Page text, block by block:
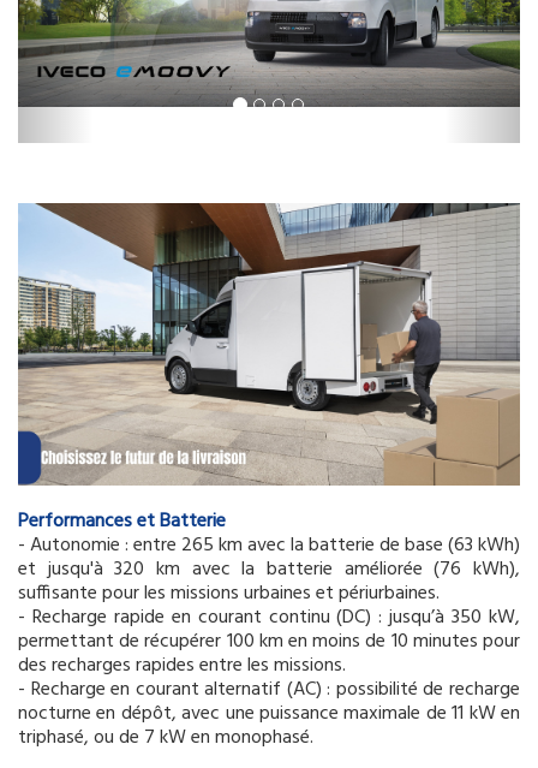
Performances et Batterie
- Autonomie : entre 265 km avec la batterie de base (63 kWh)
et jusqu'à 320 km avec la batterie améliorée (76 kWh),
suffisante pour les missions urbaines et périurbaines.
- Recharge rapide en courant continu (DC) : jusqu’à 350 kW,
permettant de récupérer 100 km en moins de 10 minutes pour
des recharges rapides entre les missions.
- Recharge en courant alternatif (AC) : possibilité de recharge
nocturne en dépôt, avec une puissance maximale de 11 kW en
triphasé, ou de 7 kW en monophasé.